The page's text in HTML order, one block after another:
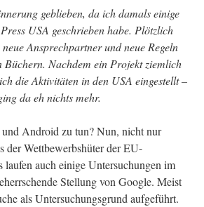
geblieben, da ich damals einige
USA geschrieben habe. Plötzlich
Ansprechpartner und neue Regeln
Büchern. Nachdem ein Projekt ziemlich
die Aktivitäten in den USA eingestellt –
da eh nichts mehr.
Android zu tun? Nun, nicht nur
der Wettbewerbshüter der EU-
laufen auch einige Untersuchungen im
Stellung von Google. Meist
als Untersuchungsgrund aufgeführt.